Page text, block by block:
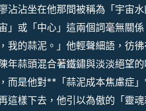
沾沾坐在他那間被稱為「宇宙
」或「中心」這兩個詞毫無關
我的蒜泥。」他輕聲細語，彷
年蒜頭混合著鐵鏽與淡淡絕望
而是他對**「蒜泥成本焦慮症
這樣下去，他引以為傲的「靈